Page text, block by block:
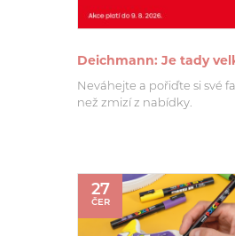
Deichmann: Je tady
Neváhejte a pořiďte si své
než zmizí z nabídky.
27
ČER